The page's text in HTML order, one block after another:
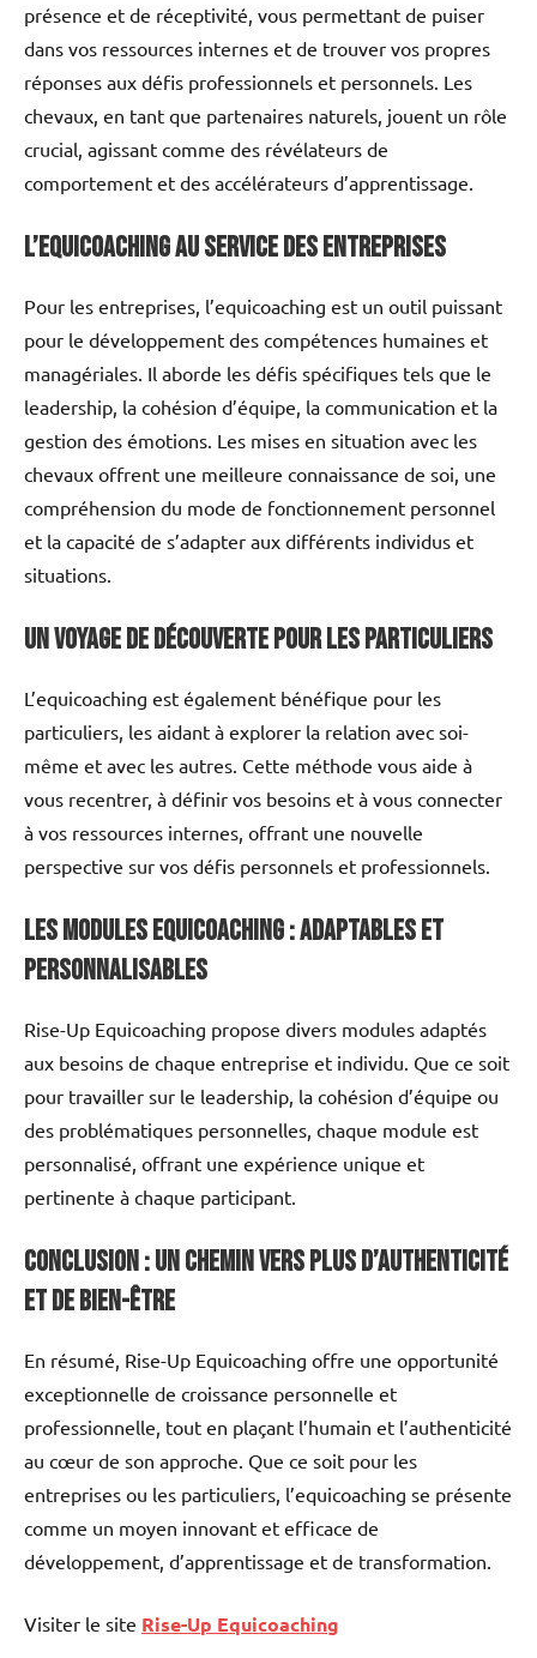
présence et de réceptivité, vous permettant de puiser
dans vos ressources internes et de trouver vos propres
réponses aux défis professionnels et personnels. Les
chevaux, en tant que partenaires naturels, jouent un rôle
crucial, agissant comme des révélateurs de
comportement et des accélérateurs d’apprentissage.
L’Equicoaching au Service des Entreprises
Pour les entreprises, l’equicoaching est un outil puissant
pour le développement des compétences humaines et
managériales. Il aborde les défis spécifiques tels que le
leadership, la cohésion d’équipe, la communication et la
gestion des émotions. Les mises en situation avec les
chevaux offrent une meilleure connaissance de soi, une
compréhension du mode de fonctionnement personnel
et la capacité de s’adapter aux différents individus et
situations.
Un Voyage de Découverte pour les Particuliers
L’equicoaching est également bénéfique pour les
particuliers, les aidant à explorer la relation avec soi-
même et avec les autres. Cette méthode vous aide à
vous recentrer, à définir vos besoins et à vous connecter
à vos ressources internes, offrant une nouvelle
perspective sur vos défis personnels et professionnels.
Les Modules Equicoaching : Adaptables et
Personnalisables
Rise-Up Equicoaching propose divers modules adaptés
aux besoins de chaque entreprise et individu. Que ce soit
pour travailler sur le leadership, la cohésion d’équipe ou
des problématiques personnelles, chaque module est
personnalisé, offrant une expérience unique et
pertinente à chaque participant.
Conclusion : Un Chemin vers Plus d’Authenticité
et de Bien-Être
En résumé, Rise-Up Equicoaching offre une opportunité
exceptionnelle de croissance personnelle et
professionnelle, tout en plaçant l’humain et l’authenticité
au cœur de son approche. Que ce soit pour les
entreprises ou les particuliers, l’equicoaching se présente
comme un moyen innovant et efficace de
développement, d’apprentissage et de transformation.
Visiter le site Rise-Up Equicoaching